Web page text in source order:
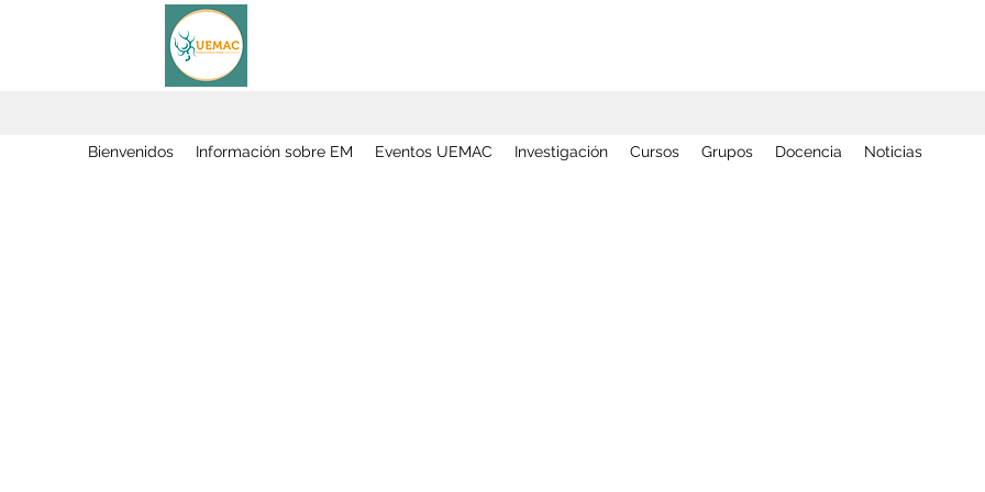
Bienvenidos Información sobre EM Eventos UEMAC Investigación Cursos Grupos Docencia Noticias